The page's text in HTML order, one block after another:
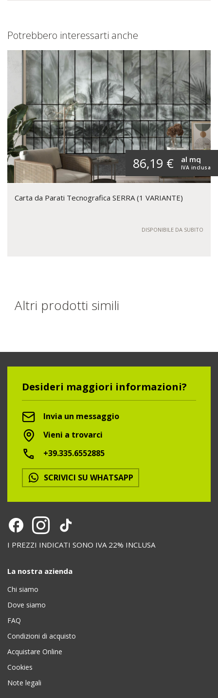
Potrebbero interessarti anche
86,19 € IVA inclusa
al mq
Carta da Parati Tecnografica SERRA (1 VARIANTE)
DISPONIBILE DA SUBITO
Altri prodotti simili
Desideri maggiori informazioni?
Invia un messaggio
Vieni a trovarci
+39.335.6552885
SCRIVICI SU WHATSAPP
I PREZZI INDICATI SONO IVA 22% INCLUSA
La nostra azienda
Chi siamo
Dove siamo
FAQ
Condizioni di acquisto
Acquistare Online
Cookies
Note legali